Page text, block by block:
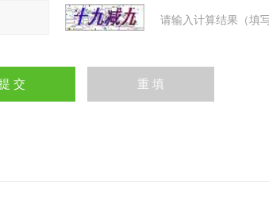
请输入计算结果（填